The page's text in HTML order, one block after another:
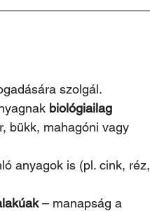
szolgál.
biológiailag
bükk, mahagóni vagy
anyagok is (pl. cink, réz,
– manapság a